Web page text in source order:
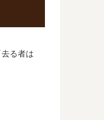
る者は